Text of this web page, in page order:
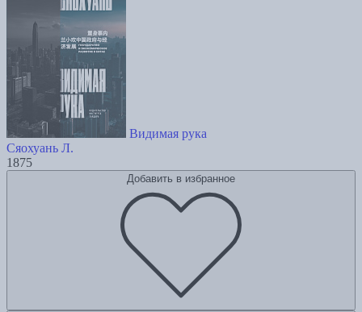
Видимая рука
Сяохуань Л.
1875
Добавить в избранное